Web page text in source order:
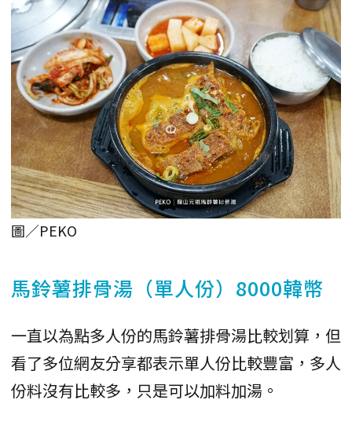
圖／PEKO
馬鈴薯排骨湯（單人份）8000韓幣
一直以為點多人份的馬鈴薯排骨湯比較划算，但
看了多位網友分享都表示單人份比較豐富，多人
份料沒有比較多，只是可以加料加湯。